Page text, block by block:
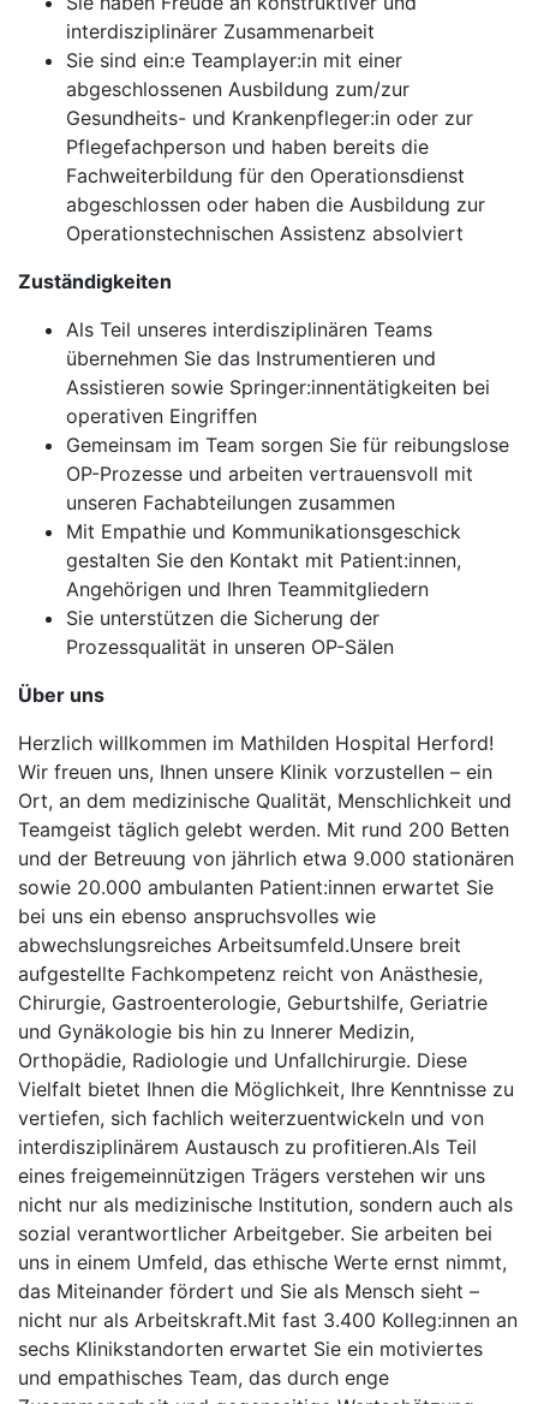
interdisziplinärer Zusammenarbeit
Sie sind ein:e Teamplayer:in mit einer
abgeschlossenen Ausbildung zum/zur
Gesundheits- und Krankenpfleger:in oder zur
Pflegefachperson und haben bereits die
Fachweiterbildung für den Operationsdienst
abgeschlossen oder haben die Ausbildung zur
Operationstechnischen Assistenz absolviert
Zuständigkeiten
Als Teil unseres interdisziplinären Teams
übernehmen Sie das Instrumentieren und
Assistieren sowie Springer:innentätigkeiten bei
operativen Eingriffen
Gemeinsam im Team sorgen Sie für reibungslose
OP-Prozesse und arbeiten vertrauensvoll mit
unseren Fachabteilungen zusammen
Mit Empathie und Kommunikationsgeschick
gestalten Sie den Kontakt mit Patient:innen,
Angehörigen und Ihren Teammitgliedern
Sie unterstützen die Sicherung der
Prozessqualität in unseren OP-Sälen
Über uns
Herzlich willkommen im Mathilden Hospital Herford!
Wir freuen uns, Ihnen unsere Klinik vorzustellen – ein
Ort, an dem medizinische Qualität, Menschlichkeit und
Teamgeist täglich gelebt werden. Mit rund 200 Betten
und der Betreuung von jährlich etwa 9.000 stationären
sowie 20.000 ambulanten Patient:innen erwartet Sie
bei uns ein ebenso anspruchsvolles wie
abwechslungsreiches Arbeitsumfeld.Unsere breit
aufgestellte Fachkompetenz reicht von Anästhesie,
Chirurgie, Gastroenterologie, Geburtshilfe, Geriatrie
und Gynäkologie bis hin zu Innerer Medizin,
Orthopädie, Radiologie und Unfallchirurgie. Diese
Vielfalt bietet Ihnen die Möglichkeit, Ihre Kenntnisse zu
vertiefen, sich fachlich weiterzuentwickeln und von
interdisziplinärem Austausch zu profitieren.Als Teil
eines freigemeinnützigen Trägers verstehen wir uns
nicht nur als medizinische Institution, sondern auch als
sozial verantwortlicher Arbeitgeber. Sie arbeiten bei
uns in einem Umfeld, das ethische Werte ernst nimmt,
das Miteinander fördert und Sie als Mensch sieht –
nicht nur als Arbeitskraft.Mit fast 3.400 Kolleg:innen an
sechs Klinikstandorten erwartet Sie ein motiviertes
und empathisches Team, das durch enge